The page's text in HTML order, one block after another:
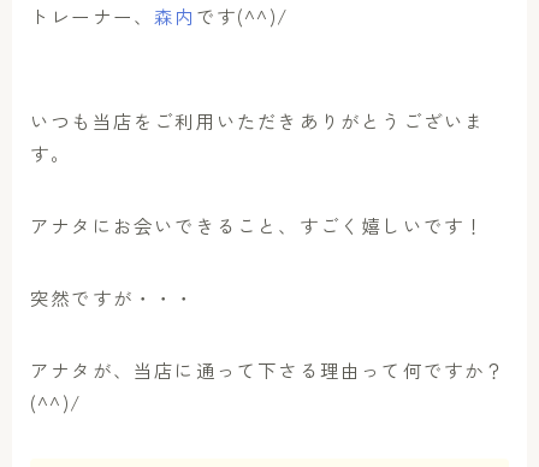
トレーナー、 森内 です(^^)/
いつも当店をご利用いただきありがとうございま
す。
アナタにお会いできること、すごく嬉しいです！
突然ですが・・・
アナタが、当店に通って下さる理由って何ですか？
(^^)/